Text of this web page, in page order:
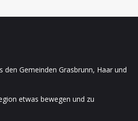
den Gemeinden Grasbrunn, Haar und
etwas bewegen und zu